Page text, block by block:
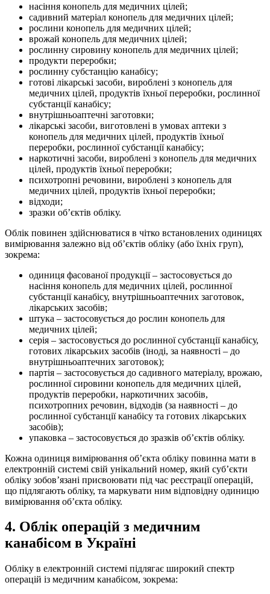
насіння конопель для медичних цілей;
садивний матеріал конопель для медичних цілей;
рослини конопель для медичних цілей;
врожай конопель для медичних цілей;
рослинну сировину конопель для медичних цілей;
продукти переробки;
рослинну субстанцію канабісу;
готові лікарські засоби, вироблені з конопель для
медичних цілей, продуктів їхньої переробки, рослинної
субстанції канабісу;
внутрішньоаптечні заготовки;
лікарські засоби, виготовлені в умовах аптеки з
конопель для медичних цілей, продуктів їхньої
переробки, рослинної субстанції канабісу;
наркотичні засоби, вироблені з конопель для медичних
цілей, продуктів їхньої переробки;
психотропні речовини, вироблені з конопель для
медичних цілей, продуктів їхньої переробки;
відходи;
зразки об’єктів обліку.
Облік повинен здійснюватися в чітко встановлених одиницях
вимірювання залежно від об’єктів обліку (або їхніх груп),
зокрема:
одиниця фасованої продукції – застосовується до
насіння конопель для медичних цілей, рослинної
субстанції канабісу, внутрішньоаптечних заготовок,
лікарських засобів;
штука – застосовується до рослин конопель для
медичних цілей;
серія – застосовується до рослинної субстанції канабісу,
готових лікарських засобів (іноді, за наявності – до
внутрішньоаптечних заготовок);
партія – застосовується до садивного матеріалу, врожаю,
рослинної сировини конопель для медичних цілей,
продуктів переробки, наркотичних засобів,
психотропних речовин, відходів (за наявності – до
рослинної субстанції канабісу та готових лікарських
засобів);
упаковка – застосовується до зразків об’єктів обліку.
Кожна одиниця вимірювання об’єкта обліку повинна мати в
електронній системі свій унікальний номер, який суб’єкти
обліку зобов’язані присвоювати під час реєстрації операцій,
що підлягають обліку, та маркувати ним відповідну одиницю
вимірювання об’єкта обліку.
4. Облік операцій з медичним
канабісом в Україні
Обліку в електронній системі підлягає широкий спектр
операцій із медичним канабісом, зокрема: